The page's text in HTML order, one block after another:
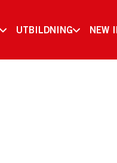
UTBILDNING NEW